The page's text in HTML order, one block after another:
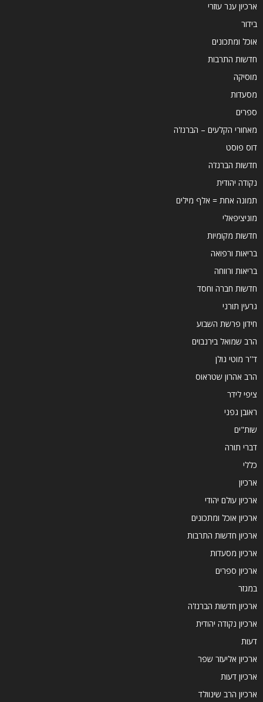
ארכיון ענר עוזרי
בידור
אוכל ומתכונים
חדשות התרבות
מוסיקה
מסעדות
ספרים
מאחורי הקלעים – הברנז'ה
דוס פוסט
חדשות הברנז'ה
נקודה יהודית
תמונה אחת = אלף מילים
מוניציפאלי
חדשות מקומיות
בריאות ורפואה
בריאות ורווחה
חדשות חברה וחסד
גרעין תורני
חידון פרשת השבוע
הרב שמואל בירנבוים
ד''ר מוטי גולן
הרב אהרון שטראוס
ציפי לידר
ראובן גפני
שות"ים
דברי תורה
כללי
ארכיון
ארכיון עולם יהודי
ארכיון אוכל ומתכונים
ארכיון חדשות התרבות
ארכיון מסעדות
ארכיון ספרים
במגזר
ארכיון חדשות הברנז'ה
ארכיון נקודה יהודית
דעות
ארכיון אליעזר שפר
ארכיון דעות
ארכיון הרב שינוולד